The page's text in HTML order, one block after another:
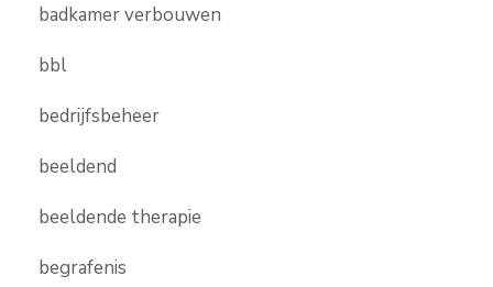
badkamer verbouwen
bbl
bedrijfsbeheer
beeldend
beeldende therapie
begrafenis